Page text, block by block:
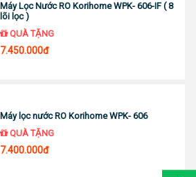
Máy Lọc Nước RO Korihome WPK- 606-IF ( 8
lõi lọc )
QUÀ TẶNG
7.450.000đ
Máy lọc nước RO Korihome WPK- 606
QUÀ TẶNG
7.400.000đ